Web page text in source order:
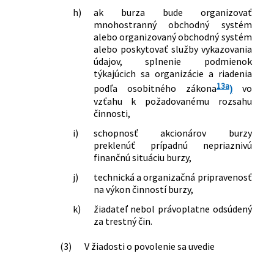
h)
ak burza bude organizovať
mnohostranný obchodný systém
alebo organizovaný obchodný systém
alebo poskytovať služby vykazovania
údajov, splnenie podmienok
týkajúcich sa organizácie a riadenia
podľa osobitného zákona13a)vo
vzťahu k požadovanému rozsahu
činnosti,
i)
schopnosť akcionárov burzy
preklenúť prípadnú nepriaznivú
finančnú situáciu burzy,
j)
technická a organizačná pripravenosť
na výkon činností burzy,
k)
žiadateľ nebol právoplatne odsúdený
za trestný čin.
(3)
V žiadosti o povolenie sa uvedie